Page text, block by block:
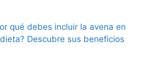
qué debes incluir la avena en
Descubre sus beneficios